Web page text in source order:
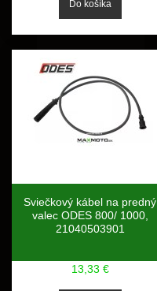
Sviečkový kábel na predný
valec ODES 800/ 1000,
21040503901
13,33 €